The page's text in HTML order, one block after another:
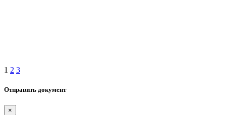
1 2 3
Отправить документ
×